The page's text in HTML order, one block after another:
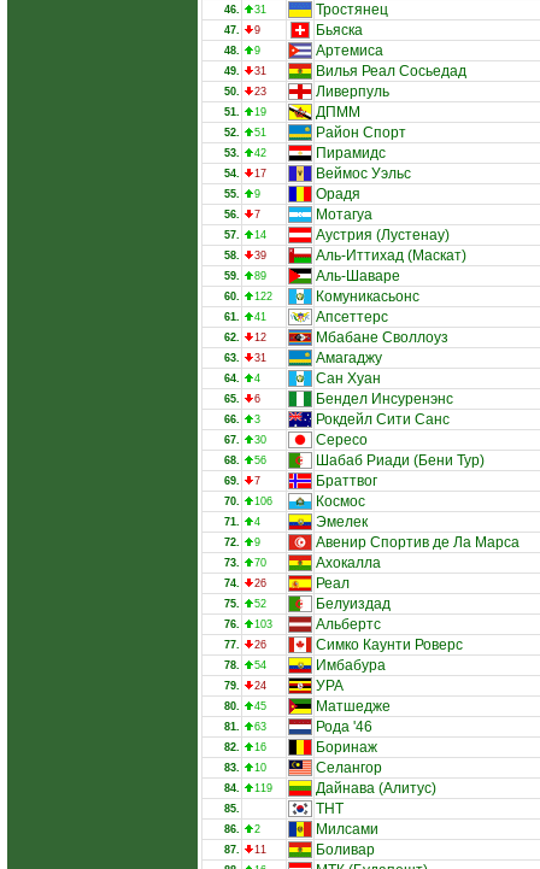
46. 31 Тростянец
47. 9 Бьяска
48. 9 Артемиса
49. 31 Вилья Реал Сосьедад
50. 23 Ливерпуль
51. 19 ДПММ
52. 51 Район Спорт
53. 42 Пирамидс
54. 17 Веймос Уэльс
55. 9 Орадя
56. 7 Мотагуа
57. 14 Аустрия (Лустенау)
58. 39 Аль-Иттихад (Маскат)
59. 89 Аль-Шаваре
60. 122 Комуникасьонс
61. 41 Апсеттерс
62. 12 Мбабане Своллоуз
63. 31 Амагаджу
64. 4 Сан Хуан
65. 6 Бендел Инсуренэнс
66. 3 Рокдейл Сити Санс
67. 30 Сересо
68. 56 Шабаб Риади (Бени Тур)
69. 7 Браттвог
70. 106 Космос
71. 4 Эмелек
72. 9 Авенир Спортив де Ла Марса
73. 70 Ахокалла
74. 26 Реал
75. 52 Белуиздад
76. 103 Альбертс
77. 26 Симко Каунти Роверс
78. 54 Имбабура
79. 24 УРА
80. 45 Матшедже
81. 63 Рода '46
82. 16 Боринаж
83. 10 Селангор
84. 119 Дайнава (Алитус)
85. ТНТ
86. 2 Милсами
87. 11 Боливар